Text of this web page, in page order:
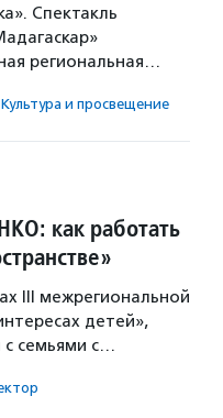
Спектакль
региональная…
Культура и просвещение
как работать
III межрегиональной
детей»,
семьями с…